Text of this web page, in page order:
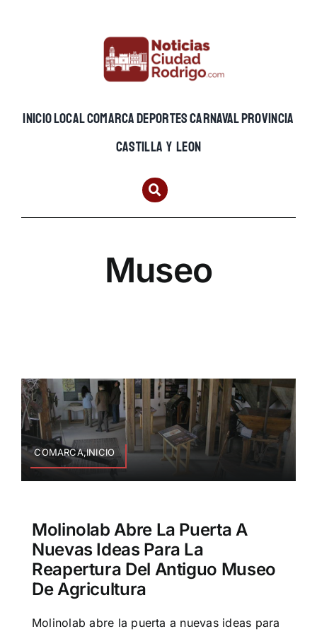
INICIOLOCALCOMARCADEPORTESCARNAVALPROVINCIA
CASTILLA Y LEON
Museo
COMARCA,INICIO
Molinolab Abre La Puerta A
Nuevas Ideas Para La
Reapertura Del Antiguo Museo
De Agricultura
Molinolab abre la puerta a nuevas ideas para